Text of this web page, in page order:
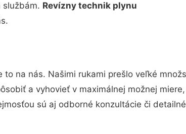
službám. Revízny technik plynu
to na nás. Našimi rukami prešlo veľké
a vyhovieť v maximálnej možnej
sú aj odborné konzultácie či